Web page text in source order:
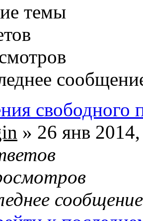
темы
свободного
» 26 янв